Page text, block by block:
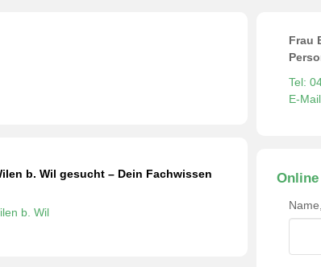
b. Wil gesucht – Dein Fachwissen
b. Wil
Frau
Tel:
E-